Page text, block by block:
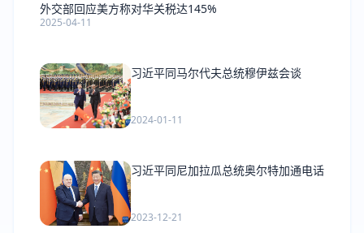
外交部回应美方称对华关税达145%
2025-04-11
习近平同马尔代夫总统穆伊兹会谈
2024-01-11
习近平同尼加拉瓜总统奥尔特加通电话
2023-12-21